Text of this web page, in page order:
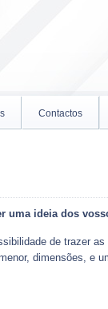
Contactos
uma ideia dos
de trazer
dimensões, e